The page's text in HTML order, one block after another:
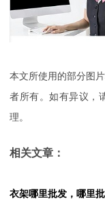
本文所使用的部分图
者所有。如有异议，
理。
相关文章：
衣架哪里批发，哪里